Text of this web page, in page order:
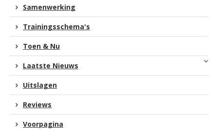
Samenwerking
Trainingsschema's
Toen & Nu
Laatste Nieuws
Uitslagen
Reviews
Voorpagina